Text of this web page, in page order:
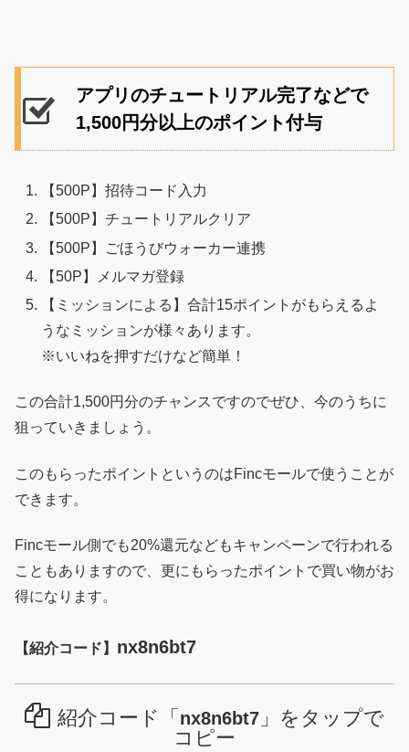
アプリのチュートリアル完了などで
1,500円分以上のポイント付与
【500P】招待コード入力
【500P】チュートリアルクリア
【500P】ごほうびウォーカー連携
【50P】メルマガ登録
【ミッションによる】合計15ポイントがもらえるよ
うなミッションが様々あります。
※いいねを押すだけなど簡単！
この合計1,500円分のチャンスですのでぜひ、今のうちに
狙っていきましょう。
このもらったポイントというのはFincモールで使うことが
できます。
Fincモール側でも20%還元などもキャンペーンで行われる
こともありますので、更にもらったポイントで買い物がお
得になります。
【紹介コード】 nx8n6bt7
紹介コード「 nx8n6bt7 」をタップで
コピー